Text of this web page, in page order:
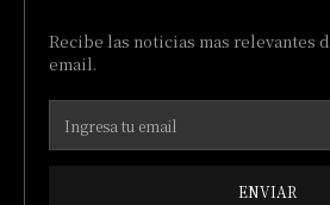
Recibe las noticias mas relevantes
email.
ENVIAR